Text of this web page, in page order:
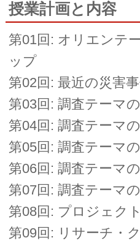
授業計画と内容
第01回: オリエンテ
ップ
第02回: 最近の災害
第03回: 調査テーマ
第04回: 調査テーマ
第05回: 調査テーマ
第06回: 調査テーマ
第07回: 調査テーマ
第08回: プロジェク
第09回: リサーチ・